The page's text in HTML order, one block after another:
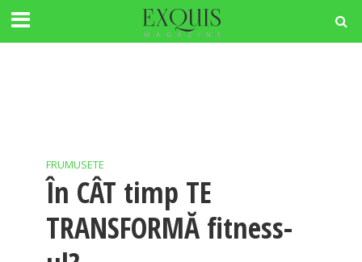
FRUMUSETE
În CÂT timp TE
TRANSFORMĂ fitness-